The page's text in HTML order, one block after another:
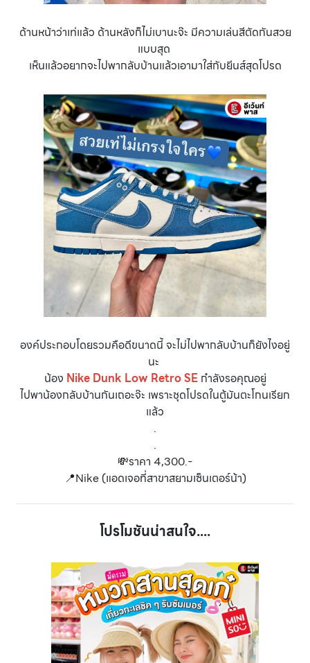
ด้านหน้าว่าเท่แล้ว ด้านหลังก็ไม่เบานะจ๊ะ มีความเล่นสีตัดกันสวย
แบบสุด
เห็นแล้วอยากจะไปพากลับบ้านแล้วเอามาใส่กับยีนส์สุดโปรด
องค์ประกอบโดยรวมคือดีขนาดนี้ จะไม่ไปพากลับบ้านก็ยังไงอยู่
นะ
น้อง Nike Dunk Low Retro SEกำลังรอคุณอยู่
ไปพาน้องกลับบ้านกันเถอะจ๊ะ เพราะชุดโปรดในตู้มันตะโกนเรียก
แล้ว
.
.
💸ราคา 4,300.-
📍Nike (แอดเจอที่สาขาสยามเซ็นเตอร์น้า)
โปรโมชันน่าสนใจ....